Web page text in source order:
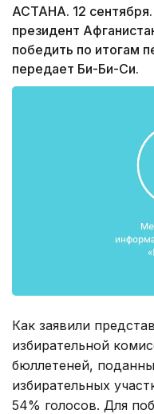
АСТАНА. 12
президент
победить по итогам
передает Би-Би-Си.
Как заявили
избирательной
бюллетеней,
избирательных
54% голосов. Для